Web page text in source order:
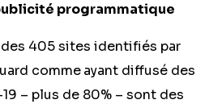
programmatique
405 sites identifiés par
commeayant diffusé des
– plus de 80% – sont des